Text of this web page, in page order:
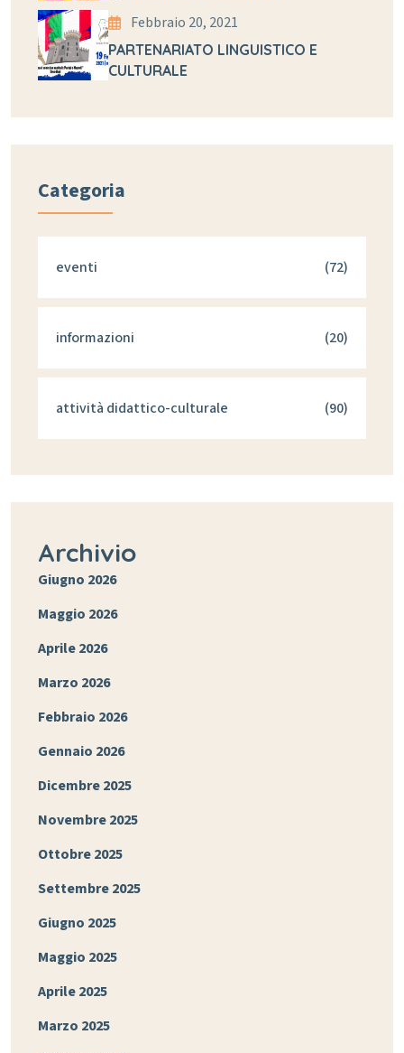
Febbraio 20, 2021
PARTENARIATO LINGUISTICO E
CULTURALE
Categoria
eventi (72)
informazioni (20)
attività didattico-culturale (90)
Archivio
Giugno 2026
Maggio 2026
Aprile 2026
Marzo 2026
Febbraio 2026
Gennaio 2026
Dicembre 2025
Novembre 2025
Ottobre 2025
Settembre 2025
Giugno 2025
Maggio 2025
Aprile 2025
Marzo 2025